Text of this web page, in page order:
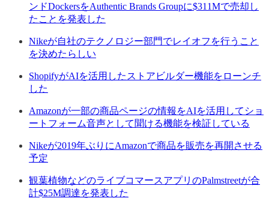
ンドDockersをAuthentic Brands Groupに$311Mで売却し
たことを発表した
Nikeが自社のテクノロジー部門でレイオフを行うこと
を決めたらしい
ShopifyがAIを活用したストアビルダー機能をローンチ
した
Amazonが一部の商品ページの情報をAIを活用してショ
ートフォーム音声として聞ける機能を検証している
Nikeが2019年ぶりにAmazonで商品を販売を再開させる
予定
観葉植物などのライブコマースアプリのPalmstreetが合
計$25M調達を発表した